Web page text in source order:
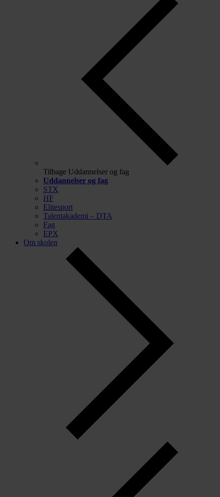
Tilbage Uddannelser og fag
Uddannelser og fag
STX
HF
Elitesport
Talentakademi – DTA
Fag
EPX
Om skolen